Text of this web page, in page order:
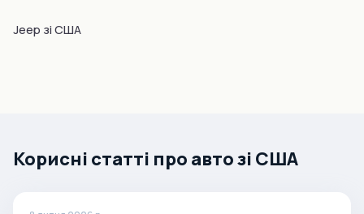
Jeep зі США
Корисні статті про авто зі США